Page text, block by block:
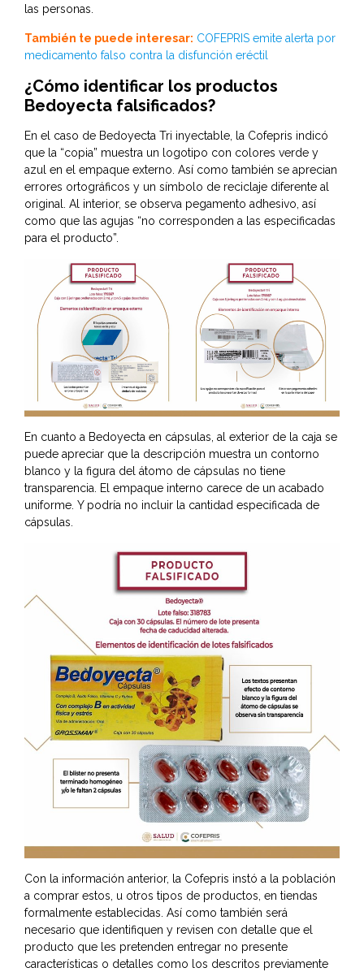
las personas.
También te puede interesar: COFEPRIS emite alerta por
medicamento falso contra la disfunción eréctil
¿Cómo identificar los productos
Bedoyecta falsificados?
En el caso de Bedoyecta Tri inyectable, la Cofepris indicó
que la “copia” muestra un logotipo con colores verde y
azul en el empaque externo. Así como también se aprecian
errores ortográficos y un símbolo de reciclaje diferente al
original. Al interior, se observa pegamento adhesivo, así
como que las agujas “no corresponden a las especificadas
para el producto”.
En cuanto a Bedoyecta en cápsulas, al exterior de la caja se
puede apreciar que la descripción muestra un contorno
blanco y la figura del átomo de cápsulas no tiene
transparencia. El empaque interno carece de un acabado
uniforme. Y podría no incluir la cantidad especificada de
cápsulas.
Con la información anterior, la Cofepris instó a la población
a comprar estos, u otros tipos de productos, en tiendas
formalmente establecidas. Así como también será
necesario que identifiquen y revisen con detalle que el
producto que les pretenden entregar no presente
características o detalles como los descritos previamente